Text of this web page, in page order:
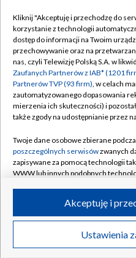
Abonament TVP
Emisja w TVP
Centrum informacji TVP
Naziemna Telewizja
Rada Programowa
System NOS
Informacje o nadawcy
Program dla prasy
Ogłoszenie przetargowe
Polityka
©2026 Telewizja
Kliknij "Akceptuję i przechodzę do
korzystanie z technologii
dostęp do informacji na Twoim
przechowywanie oraz na
nas, czyli Telewizję Polską S.A. w
Zaufanych Partnerów z IAB* (1201
Partnerów TVP (93 firm), w celach
zautomatyzowanego dopasowania
mierzenia ich skuteczności) i
także zgody na udostępnianie przez
Twoje dane osobowe zbierane
poszczególnych serwisówzwanych
zapisywane za pomocą technologii
WWW lub innych podobnych
ruchu w Internecie.
Twoje dane osobowe zbierane
poszczególnych serwisówna Portalu,
Ustawienia
Akceptuję i